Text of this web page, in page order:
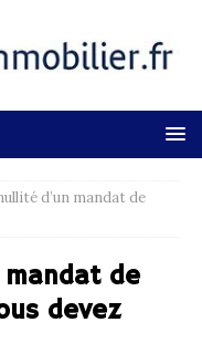
d’un mandat de
de
devez